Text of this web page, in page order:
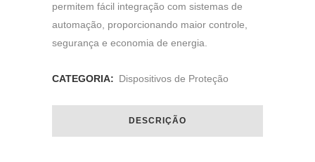
permitem fácil integração com sistemas de
automação, proporcionando maior controle,
segurança e economia de energia.
CATEGORIA: Dispositivos de Proteção
DESCRIÇÃO